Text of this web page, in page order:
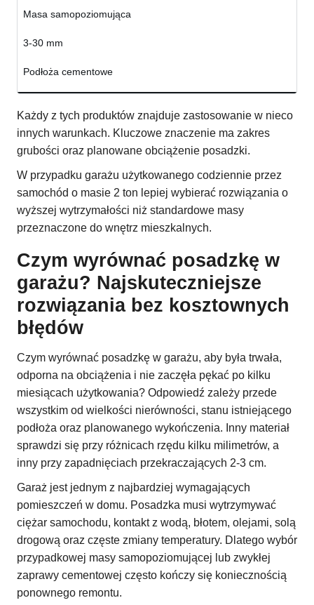
Masa samopoziomująca
3-30 mm
Podłoża cementowe
Każdy z tych produktów znajduje zastosowanie w nieco
innych warunkach. Kluczowe znaczenie ma zakres
grubości oraz planowane obciążenie posadzki.
W przypadku garażu użytkowanego codziennie przez
samochód o masie 2 ton lepiej wybierać rozwiązania o
wyższej wytrzymałości niż standardowe masy
przeznaczone do wnętrz mieszkalnych.
Czym wyrównać posadzkę w
garażu? Najskuteczniejsze
rozwiązania bez kosztownych
błędów
Czym wyrównać posadzkę w garażu, aby była trwała,
odporna na obciążenia i nie zaczęła pękać po kilku
miesiącach użytkowania? Odpowiedź zależy przede
wszystkim od wielkości nierówności, stanu istniejącego
podłoża oraz planowanego wykończenia. Inny materiał
sprawdzi się przy różnicach rzędu kilku milimetrów, a
inny przy zapadnięciach przekraczających 2-3 cm.
Garaż jest jednym z najbardziej wymagających
pomieszczeń w domu. Posadzka musi wytrzymywać
ciężar samochodu, kontakt z wodą, błotem, olejami, solą
drogową oraz częste zmiany temperatury. Dlatego wybór
przypadkowej masy samopoziomującej lub zwykłej
zaprawy cementowej często kończy się koniecznością
ponownego remontu.